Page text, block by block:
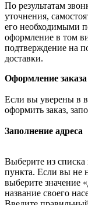
По результатам
уточнения,
его необходимыми
оформление в том
подтверждение на
доставки.
Оформление
Если вы уверены в
оформить заказ,
Заполнение адреса
Выберите из списка
пункта. Если вы не
выберите значение
название своего